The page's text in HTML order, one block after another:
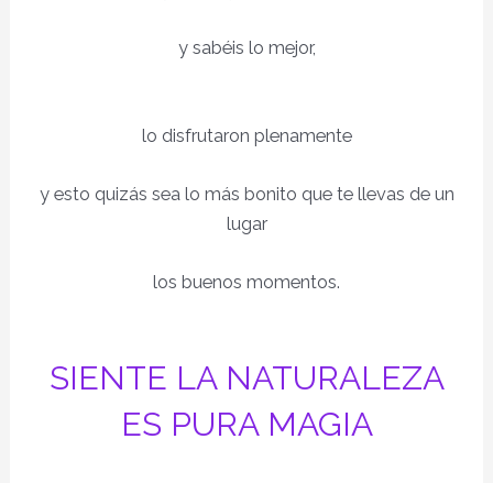
y sabéis lo mejor,
lo disfrutaron plenamente
y esto quizás sea lo más bonito que te llevas de un
lugar
los buenos momentos.
SIENTE LA NATURALEZA
ES PURA MAGIA